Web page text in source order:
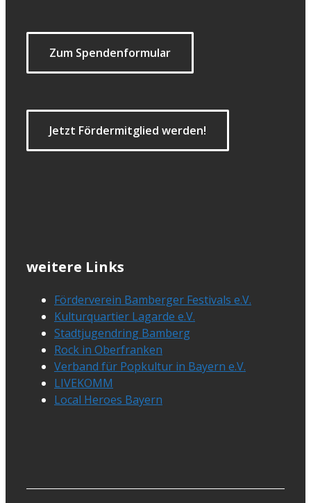
Zum Spendenformular
Jetzt Fördermitglied werden!
weitere Links
Förderverein Bamberger Festivals e.V.
Kulturquartier Lagarde e.V.
Stadtjugendring Bamberg
Rock in Oberfranken
Verband für Popkultur in Bayern e.V.
LIVEKOMM
Local Heroes Bayern